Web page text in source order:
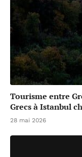
Tourisme entre
Grecs à Istanbul
28 mai 2026